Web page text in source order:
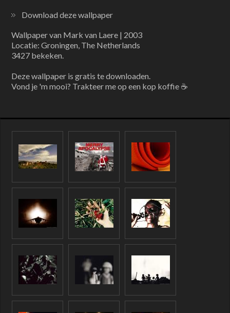
Download deze wallpaper
Wallpaper van Mark van Laere | 2003
Locatie: Groningen, The Netherlands
3427 bekeken.
Deze wallpaper is gratis te downloaden.
Vond je 'm mooi? Trakteer me op een kop koffie ☕